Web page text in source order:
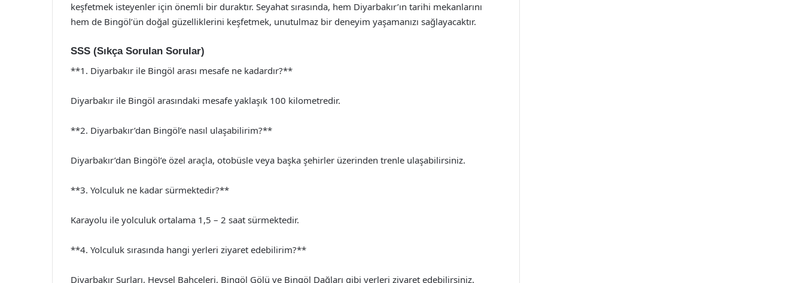
keşfetmek isteyenler için önemli bir duraktır. Seyahat sırasında, hem Diyarbakır’ın tarihi mekanlarını
hem de Bingöl’ün doğal güzelliklerini keşfetmek, unutulmaz bir deneyim yaşamanızı sağlayacaktır.
SSS (Sıkça Sorulan Sorular)
**1. Diyarbakır ile Bingöl arası mesafe ne kadardır?**
Diyarbakır ile Bingöl arasındaki mesafe yaklaşık 100 kilometredir.
**2. Diyarbakır’dan Bingöl’e nasıl ulaşabilirim?**
Diyarbakır’dan Bingöl’e özel araçla, otobüsle veya başka şehirler üzerinden trenle ulaşabilirsiniz.
**3. Yolculuk ne kadar sürmektedir?**
Karayolu ile yolculuk ortalama 1,5 – 2 saat sürmektedir.
**4. Yolculuk sırasında hangi yerleri ziyaret edebilirim?**
Diyarbakır Surları, Hevsel Bahçeleri, Bingöl Gölü ve Bingöl Dağları gibi yerleri ziyaret edebilirsiniz.